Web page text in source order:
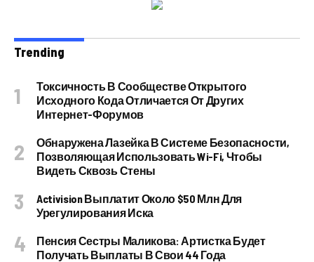
Trending
Токсичность В Сообществе Открытого
Исходного Кода Отличается От Других
Интернет-Форумов
Обнаружена Лазейка В Системе Безопасности,
Позволяющая Использовать Wi-Fi, Чтобы
Видеть Сквозь Стены
Activision Выплатит Около $50 Млн Для
Урегулирования Иска
Пенсия Сестры Маликова: Артистка Будет
Получать Выплаты В Свои 44 Года